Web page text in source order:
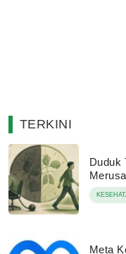
TERKINI
Duduk
Meta